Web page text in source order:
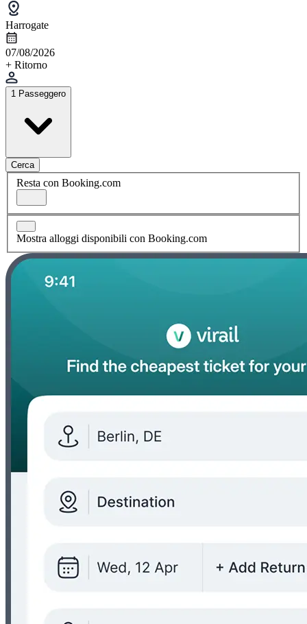
Harrogate
07/08/2026
+ Ritorno
1 Passeggero
Cerca
Resta con Booking.com
Mostra alloggi disponibili con Booking.com